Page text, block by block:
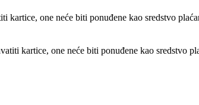
kartice, one neće biti ponuđene kao sredstvo
kartice, one neće biti ponuđene kao sredstvo